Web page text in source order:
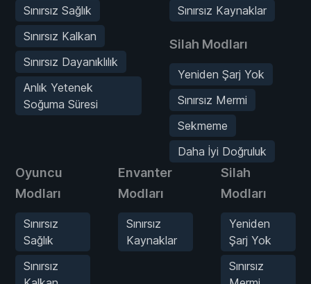
Sınırsız Sağlık
Sınırsız Kalkan
Sınırsız Dayanıklılık
Anlık Yetenek
Soğuma Süresi
Sınırsız Kaynaklar
Silah Modları
Yeniden Şarj Yok
Sınırsız Mermi
Sekmeme
Daha İyi Doğruluk
Oyuncu
Modları
Sınırsız
Sağlık
Sınırsız
Envanter
Modları
Sınırsız
Kaynaklar
Silah
Modları
Yeniden
Şarj Yok
Sınırsız